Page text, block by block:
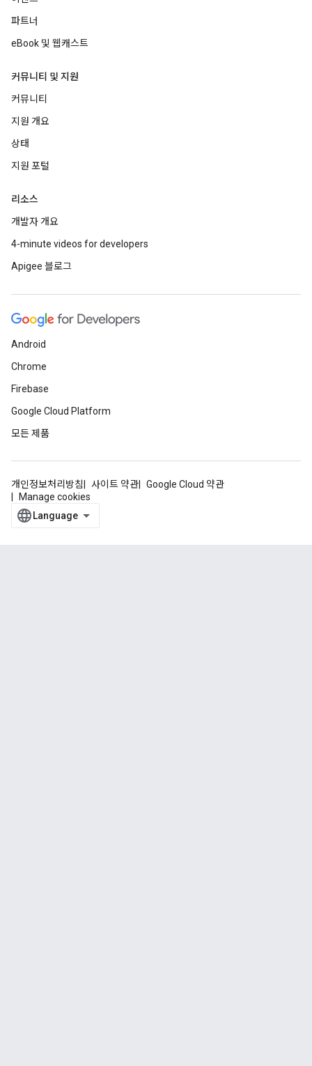
파트너
eBook 및 웹캐스트
커뮤니티 및 지원
커뮤니티
지원 개요
상태
지원 포털
리소스
개발자 개요
4-minute videos for developers
Apigee 블로그
Android
Chrome
Firebase
Google Cloud Platform
모든 제품
개인정보처리방침 사이트 약관
Google Cloud 약관
Manage cookies